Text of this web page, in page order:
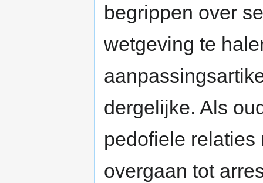
begrippen over
wetgeving te
dergelijke. Als
pedofiele
overgaan tot